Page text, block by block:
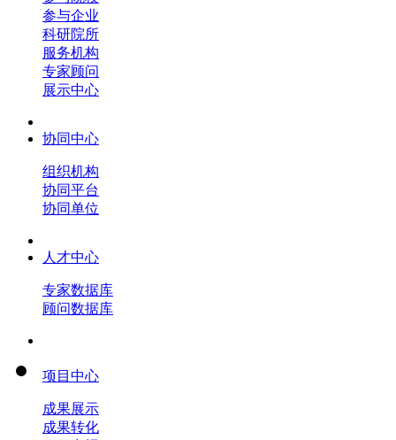
参与企业
科研院所
服务机构
专家顾问
展示中心
协同中心
组织机构
协同平台
协同单位
人才中心
专家数据库
顾问数据库
项目中心
成果展示
成果转化